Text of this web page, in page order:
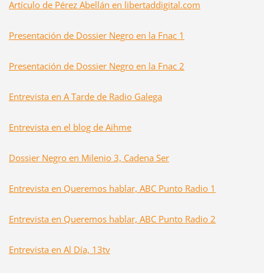
Artículo de Pérez Abellán en libertaddigital.com
Presentación de Dossier Negro en la Fnac 1
Presentación de Dossier Negro en la Fnac 2
Entrevista en A Tarde de Radio Galega
Entrevista en el blog de Aihme
Dossier Negro en Milenio 3, Cadena Ser
Entrevista en Queremos hablar, ABC Punto Radio 1
Entrevista en Queremos hablar, ABC Punto Radio 2
Entrevista en Al Día, 13tv